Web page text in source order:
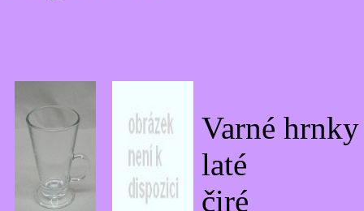
Varné hrnky
laté
čiré